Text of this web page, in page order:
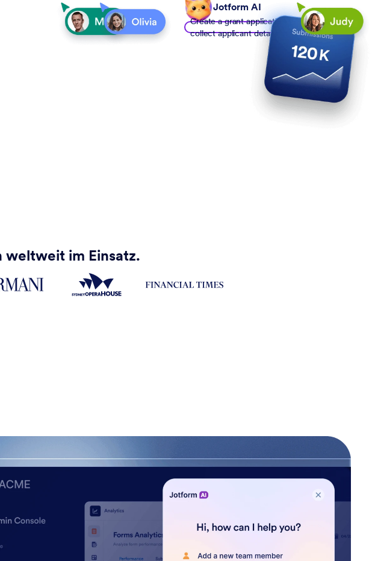
Jotform AI
Create a grant application form to
collect applicant details
weltweit im Einsatz.